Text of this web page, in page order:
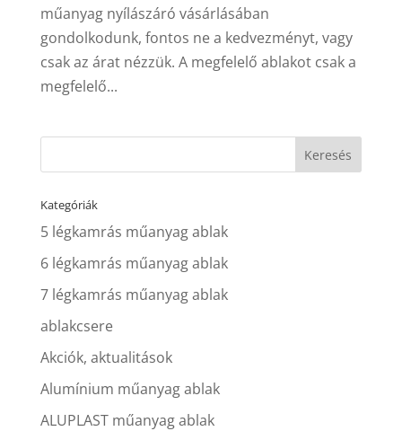
műanyag nyílászáró vásárlásában
gondolkodunk, fontos ne a kedvezményt, vagy
csak az árat nézzük. A megfelelő ablakot csak a
megfelelő...
Kategóriák
5 légkamrás műanyag ablak
6 légkamrás műanyag ablak
7 légkamrás műanyag ablak
ablakcsere
Akciók, aktualitások
Alumínium műanyag ablak
ALUPLAST műanyag ablak